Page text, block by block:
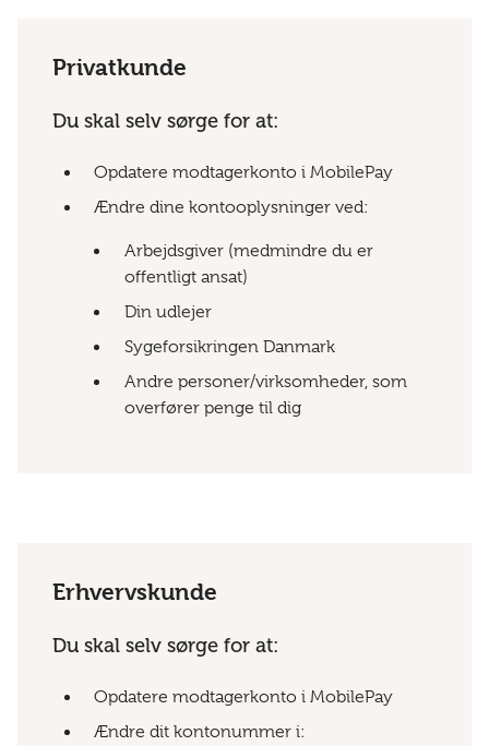
Privatkunde
Du skal selv sørge for at:
Opdatere modtagerkonto i MobilePay
Ændre dine kontooplysninger ved:
Arbejdsgiver (medmindre du er
offentligt ansat)
Din udlejer
Sygeforsikringen Danmark
Andre personer/virksomheder, som
overfører penge til dig
Erhvervskunde
Du skal selv sørge for at:
Opdatere modtagerkonto i MobilePay
Ændre dit kontonummer i: